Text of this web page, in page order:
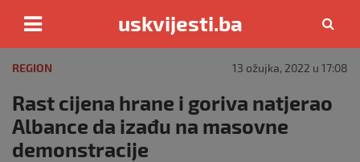
content
uskvijesti.ba
REGION 13 ožujka, 2022 u 17:08
Rast cijena hrane i goriva natjerao
Albance da izađu na masovne
demonstracije